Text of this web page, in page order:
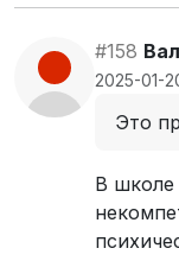
#158
2025-01-
Это
В школе